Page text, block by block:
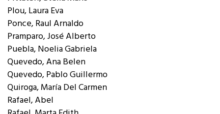
Plou, Laura Eva
Ponce, Raul Arnaldo
Pramparo, José Alberto
Puebla, Noelia Gabriela
Quevedo, Ana Belen
Quevedo, Pablo Guillermo
Quiroga, María Del Carmen
Rafael, Abel